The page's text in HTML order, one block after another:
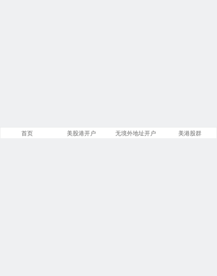
首页 美股港开户 无境外地址开户 美港股群